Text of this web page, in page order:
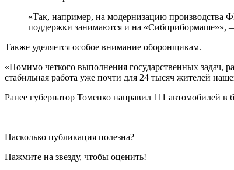
«Так, например, на модернизацию производства
поддержки занимаются и на «Сибприбормаше»», —
Также уделяется особое внимание оборонщикам.
«Помимо четкого выполнения государственных задач,
стабильная работа уже почти для 24 тысяч жителей
Ранее губернатор Томенко направил 111 автомобилей
Насколько публикация полезна?
Нажмите на звезду, чтобы оценить!